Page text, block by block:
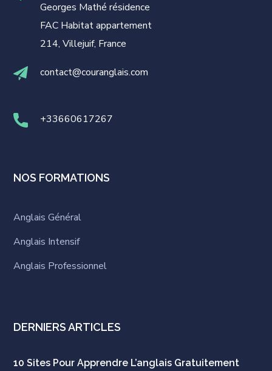
Georges Mathé résidence
FAC Habitat appartement
214, Villejuif, France
contact@couranglais.com
+33660617267
NOS FORMATIONS
Anglais Général
Anglais Intensif
Anglais Professionnel
DERNIERS ARTICLES
10 Sites Pour Apprendre L’anglais Gratuitement